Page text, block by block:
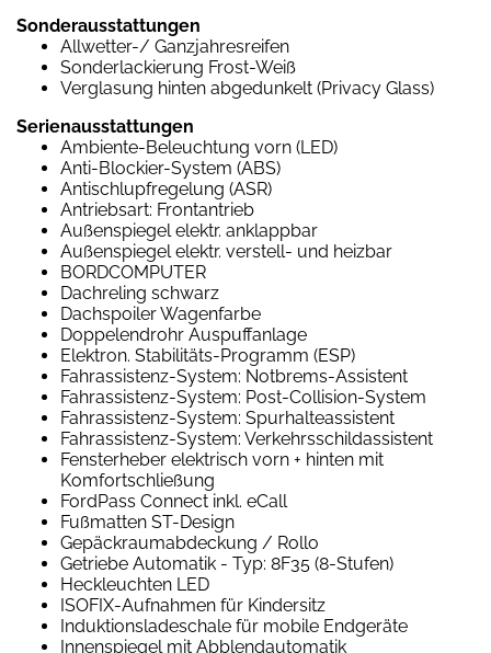
Sonderausstattungen
Allwetter-/ Ganzjahresreifen
Sonderlackierung Frost-Weiß
Verglasung hinten abgedunkelt (Privacy Glass)
Serienausstattungen
Ambiente-Beleuchtung vorn (LED)
Anti-Blockier-System (ABS)
Antischlupfregelung (ASR)
Antriebsart: Frontantrieb
Außenspiegel elektr. anklappbar
Außenspiegel elektr. verstell- und heizbar
BORDCOMPUTER
Dachreling schwarz
Dachspoiler Wagenfarbe
Doppelendrohr Auspuffanlage
Elektron. Stabilitäts-Programm (ESP)
Fahrassistenz-System: Notbrems-Assistent
Fahrassistenz-System: Post-Collision-System
Fahrassistenz-System: Spurhalteassistent
Fahrassistenz-System: Verkehrsschildassistent
Fensterheber elektrisch vorn + hinten mit
Komfortschließung
FordPass Connect inkl. eCall
Fußmatten ST-Design
Gepäckraumabdeckung / Rollo
Getriebe Automatik - Typ: 8F35 (8-Stufen)
Heckleuchten LED
ISOFIX-Aufnahmen für Kindersitz
Induktionsladeschale für mobile Endgeräte
Innenspiegel mit Abblendautomatik